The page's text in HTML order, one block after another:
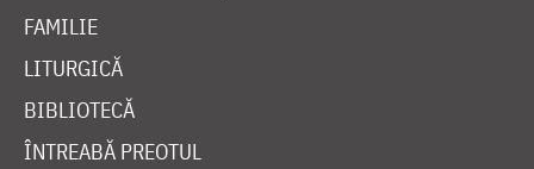
FAMILIE
LITURGICĂ
BIBLIOTECĂ
ÎNTREABĂ PREOTUL